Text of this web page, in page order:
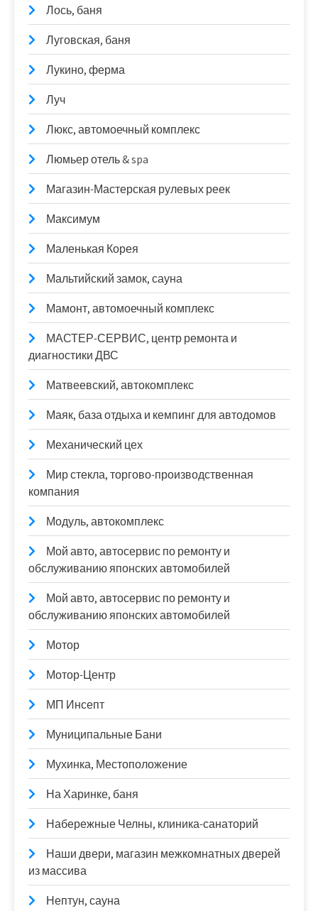
Лось, баня
Луговская, баня
Лукино, ферма
Луч
Люкс, автомоечный комплекс
Люмьер отель & spa
Магазин-Мастерская рулевых реек
Максимум
Маленькая Корея
Мальтийский замок, сауна
Мамонт, автомоечный комплекс
МАСТЕР-СЕРВИС, центр ремонта и
диагностики ДВС
Матвеевский, автокомплекс
Маяк, база отдыха и кемпинг для автодомов
Механический цех
Мир стекла, торгово-производственная
компания
Модуль, автокомплекс
Мой авто, автосервис по ремонту и
обслуживанию японских автомобилей
Мой авто, автосервис по ремонту и
обслуживанию японских автомобилей
Мотор
Мотор-Центр
МП Инсепт
Муниципальные Бани
Мухинка, Местоположение
На Харинке, баня
Набережные Челны, клиника-санаторий
Наши двери, магазин межкомнатных дверей
из массива
Нептун, сауна